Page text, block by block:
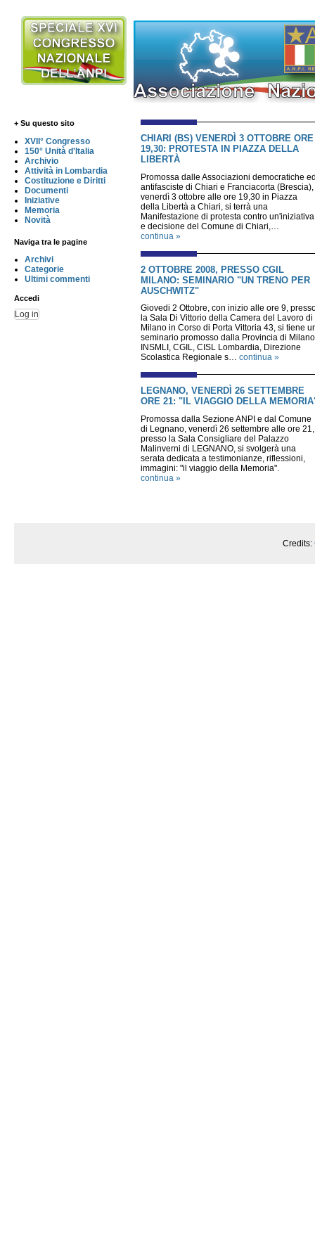
+ Su questo sito
XVII° Congresso
150° Unità d'Italia
Archivio
Attività in Lombardia
Costituzione e Diritti
Documenti
Iniziative
Memoria
Novità
Naviga tra le pagine
Archivi
Categorie
Ultimi commenti
Accedi
Log in
CHIARI (BS) VENERDÌ 3 OTTOBRE ORE
19,30: PROTESTA IN PIAZZA DELLA
LIBERTÀ
Promossa dalle Associazioni democratiche
antifasciste di Chiari e Franciacorta (Brescia),
venerdì 3 ottobre alle ore 19,30 in Piazza
della Libertà a Chiari, si terrà una
Manifestazione di protesta contro un'iniziativa
e decisione del Comune di Chiari,…
continua »
2 OTTOBRE 2008, PRESSO CGIL
MILANO: SEMINARIO "UN TRENO PER
AUSCHWITZ"
Giovedi 2 Ottobre, con inizio alle ore 9,
la Sala Di Vittorio della Camera del Lavoro di
Milano in Corso di Porta Vittoria 43, si tiene
seminario promosso dalla Provincia di
INSMLI, CGIL, CISL Lombardia, Direzione
Scolastica Regionale s… continua »
LEGNANO, VENERDÌ 26 SETTEMBRE
ORE 21: "IL VIAGGIO DELLA
Promossa dalla Sezione ANPI e dal Comune
di Legnano, venerdì 26 settembre alle ore 21,
presso la Sala Consigliare del Palazzo
Malinverni di LEGNANO, si svolgerà una
serata dedicata a testimonianze, riflessioni,
immagini: "il viaggio della Memoria".
continua »
Credits: